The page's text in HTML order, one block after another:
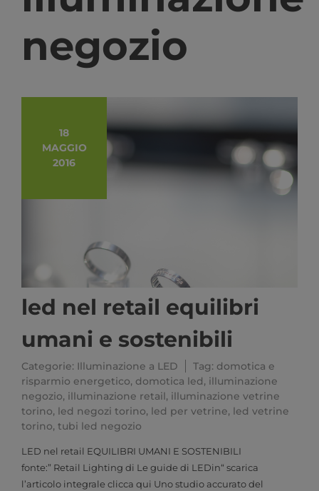
negozio
18
MAGGIO
2016
led nel retail equilibri
umani e sostenibili
Categorie: Illuminazione a LED Tag: domotica e
risparmio energetico, domotica led, illuminazione
negozio, illuminazione retail, illuminazione vetrine
torino, led negozi torino, led per vetrine, led vetrine
torino, tubi led negozio
LED nel retail EQUILIBRI UMANI E SOSTENIBILI
fonte:” Retail Lighting di Le guide di LEDin“ scarica
l’articolo integrale clicca qui Uno studio accurato del